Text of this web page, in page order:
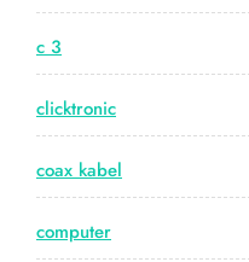
c 3
clicktronic
coax kabel
computer